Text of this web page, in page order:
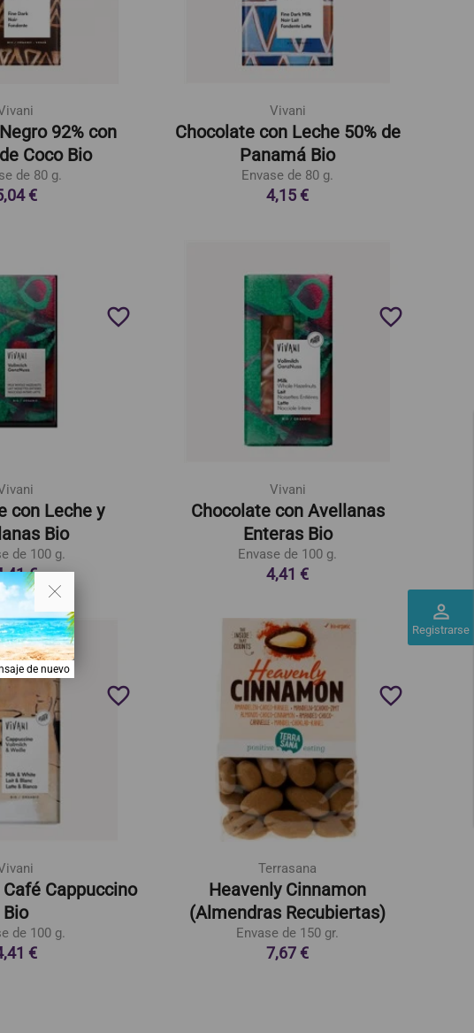
perm_identity
Registrarse
92% con
Coco Bio
de 80 g.
€
Vivani
Chocolate con Leche 50% de
Panamá Bio
Envase de 80 g.
4,15 €
con Leche y
Bio
de 100 g.
€
favorite_border
Vivani
Chocolate con Avellanas
Enteras Bio
Envase de 100 g.
4,41 €
favorite_border
Cappuccino
Bio
de 100 g.
€
favorite_border
Terrasana
Heavenly Cinnamon
(Almendras Recubiertas)
Envase de 150 gr.
7,67 €
favorite_border
de nuevo